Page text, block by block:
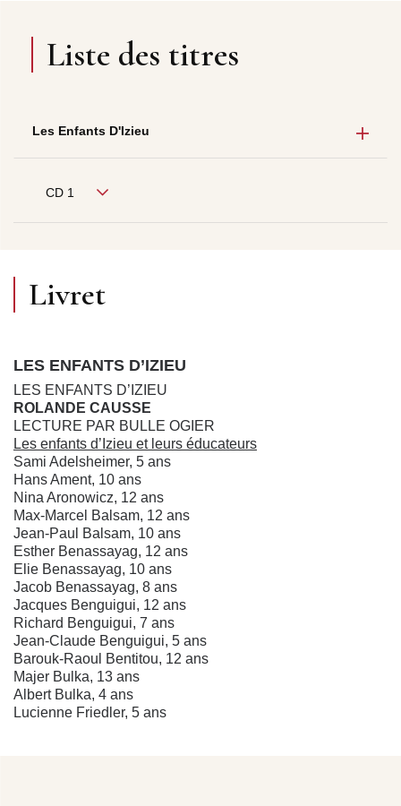
Liste des titres
Les Enfants D'Izieu
CD 1
Livret
LES ENFANTS D’IZIEU
LES ENFANTS D’IZIEU
ROLANDE CAUSSE
LECTURE PAR BULLE OGIER
Les enfants d’Izieu et leurs éducateurs
Sami Adelsheimer, 5 ans
Hans Ament, 10 ans
Nina Aronowicz, 12 ans
Max-Marcel Balsam, 12 ans
Jean-Paul Balsam, 10 ans
Esther Benassayag, 12 ans
Elie Benassayag, 10 ans
Jacob Benassayag, 8 ans
Jacques Benguigui, 12 ans
Richard Benguigui, 7 ans
Jean-Claude Benguigui, 5 ans
Barouk-Raoul Bentitou, 12 ans
Majer Bulka, 13 ans
Albert Bulka, 4 ans
Lucienne Friedler, 5 ans